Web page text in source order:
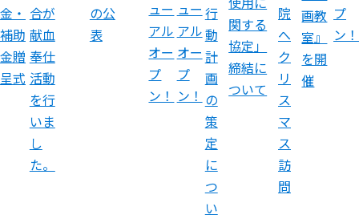
金・
補助
金贈
呈式
合が
献血
奉仕
活動
を行
いま
し
た。
の公
表
ュー
アル
オー
プ
ン！
ュー
アル
オー
プ
ン！
行
動
計
画
の
策
定
に
つ
い
関する
協定」
締結に
ついて
院
へ
ク
リ
ス
マ
ス
訪
問
画教
室』
を開
催
プ
ン！